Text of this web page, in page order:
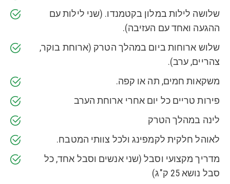
שלושה לילות במלון בקטמנדו. (שני לילות עם
ההגעה ואחד עם העזיבה).
שלוש ארוחות ביום במהלך הטרק (ארוחת בוקר,
צהריים, ערב).
משקאות חמים, תה או קפה.
פירות טריים כל יום אחרי ארוחת הערב
לינה במהלך הטרק
לאוהל חלקית לקמפינג ולכל צוותי המטבח.
מדריך מקצועי וסבל (שני אנשים וסבל אחד, כל
סבל נושא 25 ק"ג)